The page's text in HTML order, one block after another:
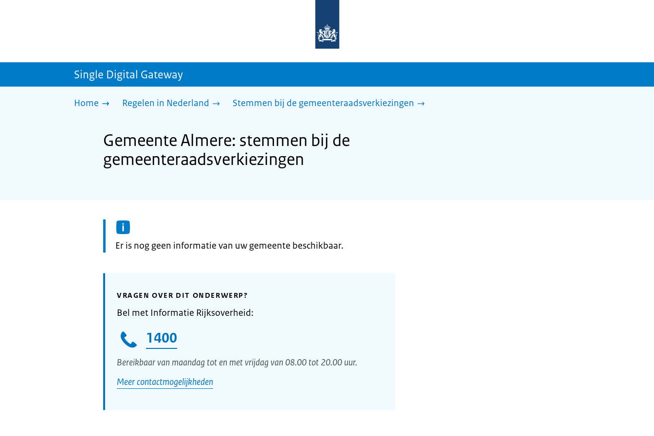
homepage
sdg.rijksoverheid.nl
Single Digital Gateway
Home Regelen in Nederland Stemmen bij de gemeenteraadsverkiezingen
Gemeente Almere: stemmen bij de
gemeenteraadsverkiezingen
Informatie:
Er is nog geen informatie van uw gemeente beschikbaar.
VRAGEN OVER DIT ONDERWERP?
Bel met Informatie Rijksoverheid:
1400
Bereikbaar van maandag tot en met vrijdag van 08.00 tot 20.00 uur.
Meer contactmogelijkheden